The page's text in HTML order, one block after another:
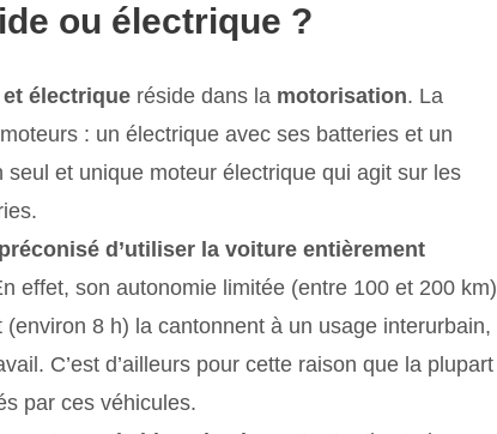
ou électrique ?
électrique réside dans la motorisation. La
: un électrique avec ses batteries et un
et unique moteur électrique qui agit sur les
préconisé d’utiliser la voiture entièrement
effet, son autonomie limitée (entre 100 et 200 km)
8 h) la cantonnent à un usage interurbain,
C’est d’ailleurs pour cette raison que la plupart
par ces véhicules.